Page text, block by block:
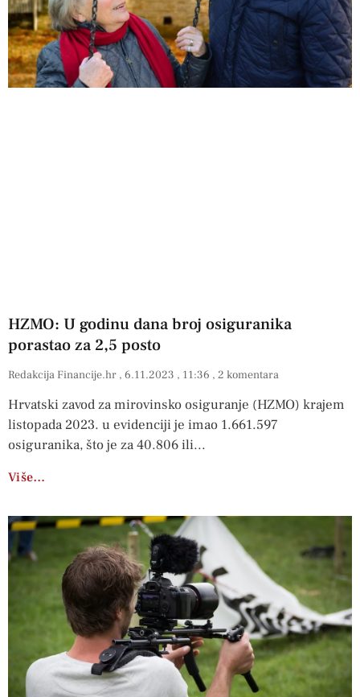
HZMO: U godinu dana broj osiguranika
porastao za 2,5 posto
Redakcija Financije.hr 6.11.2023 11:36 2 komentara
Hrvatski zavod za mirovinsko osiguranje (HZMO) krajem
listopada 2023. u evidenciji je imao 1.661.597
osiguranika, što je za 40.806 ili
Više…